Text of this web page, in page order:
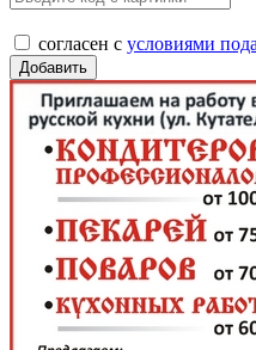
согласен с условиями